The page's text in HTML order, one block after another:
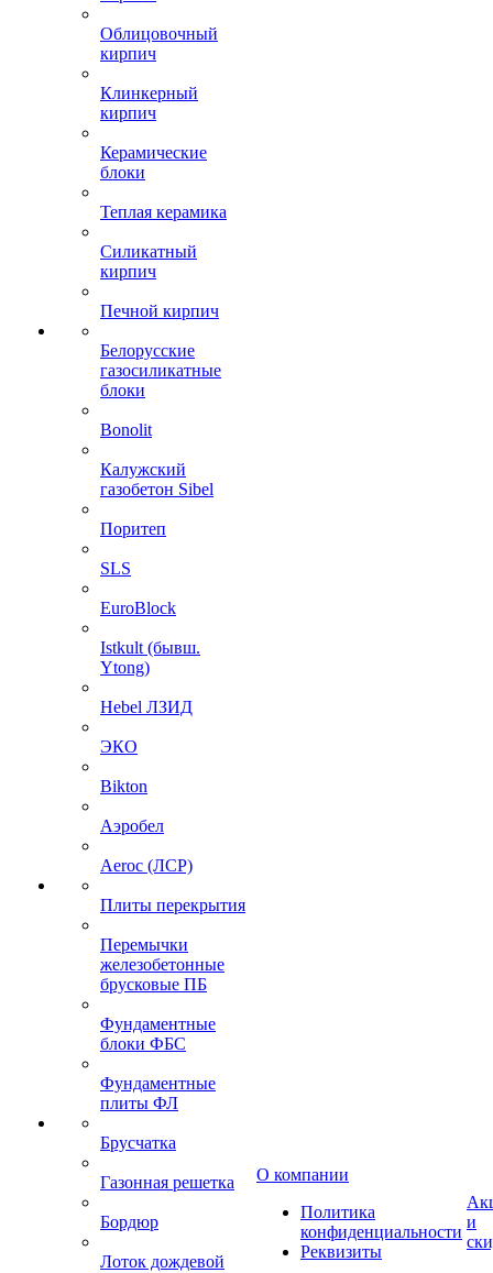
Облицовочный
кирпич
Клинкерный
кирпич
Керамические
блоки
Теплая керамика
Силикатный
кирпич
Печной кирпич
Белорусские
газосиликатные
блоки
Bonolit
Калужский
газобетон Sibel
Поритеп
SLS
EuroBlock
Istkult (бывш.
Ytong)
Hebel ЛЗИД
ЭКО
Bikton
Аэробел
Aeroc (ЛСР)
Плиты перекрытия
Перемычки
железобетонные
брусковые ПБ
Фундаментные
блоки ФБС
Фундаментные
плиты ФЛ
Брусчатка
Газонная решетка
Бордюр
Лоток дождевой
О компании
Политика
конфиденциальности
Реквизиты
и